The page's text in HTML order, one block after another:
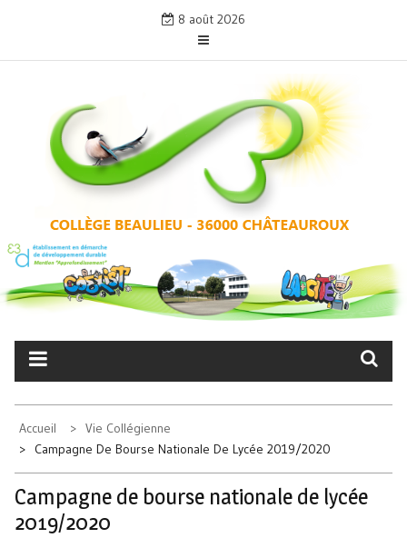
content
8 août 2026
COLLÈGE BEAULIEU –
CHÂTEAUROUX
Accueil
Vie Collégienne
Campagne De Bourse Nationale De Lycée 2019/2020
Campagne de bourse nationale de lycée
2019/2020